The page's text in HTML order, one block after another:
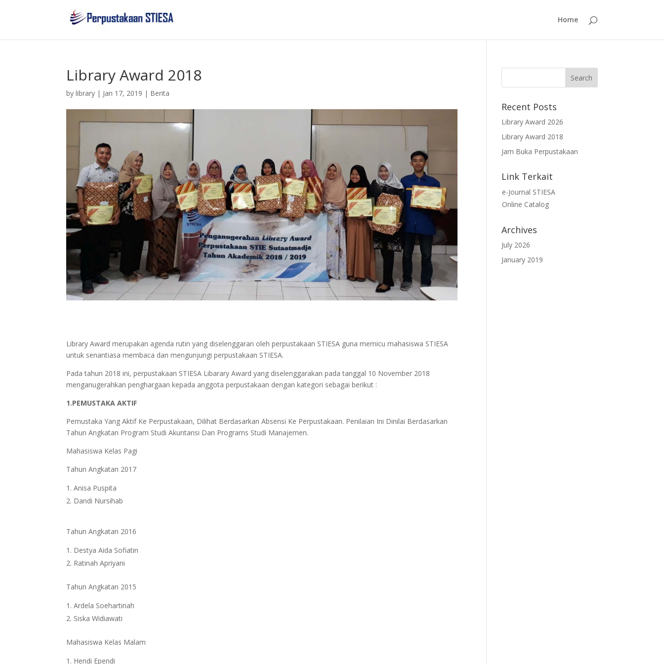
Home
Library Award 2018
bylibrary | Jan 17, 2019 | Berita
Library Award merupakan agenda rutin yang diselenggaran oleh perpustakaan STIESA guna memicu mahasiswa STIESA
untuk senantiasa membaca dan mengunjungi perpustakaan STIESA.
Pada tahun 2018 ini, perpustakaan STIESA Libarary Award yang diselenggarakan pada tanggal 10 November 2018
menganugerahkan penghargaan kepada anggota perpustakaan dengan kategori sebagai berikut :
1.PEMUSTAKA AKTIF
Pemustaka Yang Aktif Ke Perpustakaan, Dilihat Berdasarkan Absensi Ke Perpustakaan. Penilaian Ini Dinilai Berdasarkan
Tahun Angkatan Program Studi Akuntansi Dan Programs Studi Manajemen.
Mahasiswa Kelas Pagi
Tahun Angkatan 2017
Anisa Puspita
Dandi Nursihab
Tahun Angkatan 2016
Destya Aida Sofiatin
Ratinah Apriyani
Tahun Angkatan 2015
Ardela Soehartinah
Siska Widiawati
Mahasiswa Kelas Malam
Hendi Ependi
Recent Posts
Library Award 2026
Library Award 2018
Jam Buka Perpustakaan
Link Terkait
e-Journal STIESA
Online Catalog
Archives
July 2026
January 2019